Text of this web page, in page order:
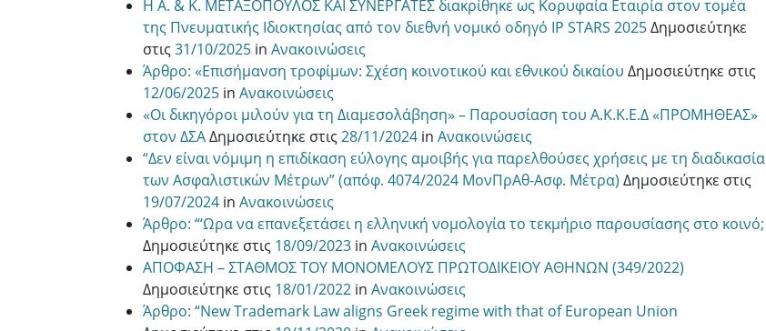
Η A. & K. ΜΕΤΑΞΟΠΟΥΛΟΣ ΚΑΙ ΣΥΝΕΡΓΑΤΕΣ διακρίθηκε ως Κορυφαία Εταιρία στον τομέα
της Πνευματικής Ιδιοκτησίας από τον διεθνή νομικό οδηγό IP STARS 2025Δημοσιεύτηκε
στις 31/10/2025 in Ανακοινώσεις
Άρθρο: «Επισήμανση τροφίμων: Σχέση κοινοτικού και εθνικού δικαίου Δημοσιεύτηκε στις
12/06/2025 in Ανακοινώσεις
«Οι δικηγόροι μιλούν για τη Διαμεσολάβηση» – Παρουσίαση του Α.Κ.Κ.Ε.Δ «ΠΡΟΜΗΘΕΑΣ»
στον ΔΣΑΔημοσιεύτηκε στις 28/11/2024 in Ανακοινώσεις
“Δεν είναι νόμιμη η επιδίκαση εύλογης αμοιβής για παρελθούσες χρήσεις με τη διαδικασία
των Ασφαλιστικών Μέτρων” (απόφ. 4074/2024 ΜονΠρΑθ-Ασφ. Μέτρα) Δημοσιεύτηκε στις
19/07/2024 in Ανακοινώσεις
Άρθρο: “‘Ωρα να επανεξετάσει η ελληνική νομολογία το τεκμήριο παρουσίασης στο κοινό;
Δημοσιεύτηκε στις 18/09/2023 in Ανακοινώσεις
ΑΠΟΦΑΣΗ – ΣΤΑΘΜΟΣ ΤΟΥ ΜΟΝΟΜΕΛΟΥΣ ΠΡΩΤΟΔΙΚΕΙΟΥ ΑΘΗNΩΝ (349/2022)
Δημοσιεύτηκε στις 18/01/2022 in Ανακοινώσεις
Άρθρο: “New Trademark Law aligns Greek regime with that of European Union